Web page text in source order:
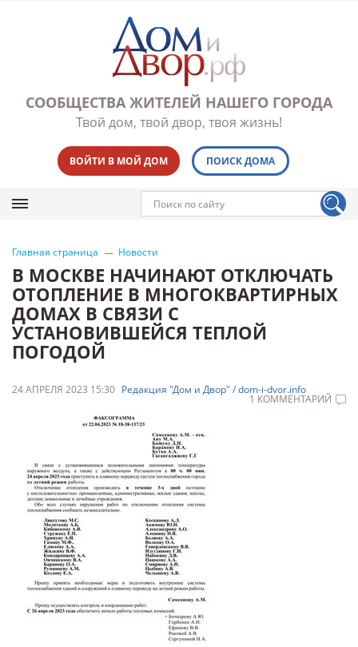
СООБЩЕСТВА ЖИТЕЛЕЙ НАШЕГО ГОРОДА
Твой дом, твой двор, твоя жизнь!
ВОЙТИ В МОЙ ДОМ ПОИСК ДОМА
Главная страница Новости
В МОСКВЕ НАЧИНАЮТ ОТКЛЮЧАТЬ
ОТОПЛЕНИЕ В МНОГОКВАРТИРНЫХ
ДОМАХ В СВЯЗИ С
УСТАНОВИВШЕЙСЯ ТЕПЛОЙ
ПОГОДОЙ
24 АПРЕЛЯ 2023 15:30 Редакция "Дом и Двор" / dom-i-dvor.info
1 КОММЕНТАРИЙ